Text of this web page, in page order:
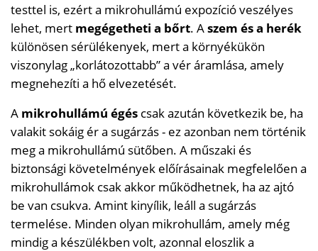
testtel is, ezért a mikrohullámú expozíció veszélyes
lehet, mert megégetheti a bőrt. Aszem és a herék
különösen sérülékenyek, mert a környékükön
viszonylag „korlátozottabb” a vér áramlása, amely
megnehezíti a hő elvezetését.
A mikrohullámú égés csak azután következik be, ha
valakit sokáig ér a sugárzás - ez azonban nem történik
meg a mikrohullámú sütőben. A műszaki és
biztonsági követelmények előírásainak megfelelően a
mikrohullámok csak akkor működhetnek, ha az ajtó
be van csukva. Amint kinyílik, leáll a sugárzás
termelése. Minden olyan mikrohullám, amely még
mindig a készülékben volt, azonnal eloszlik a